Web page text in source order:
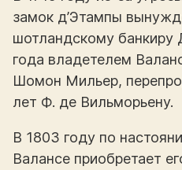
замок д’Этампы
шотландскому банкиру
года владетелем
Шомон Мильер,
лет Ф. де Вильморьену.
В 1803 году по
Валансе приобретает